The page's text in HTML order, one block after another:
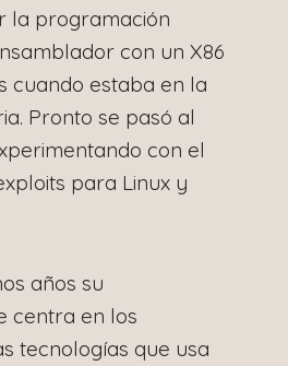
la programación
con un X86
cuando estaba en la
Pronto se pasó al
con el
para Linux y
años su
centra en los
tecnologías que usa